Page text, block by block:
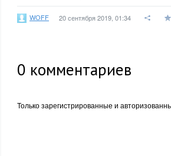
WOFF 20 сентября 2019, 01:34
0 комментариев
Только зарегистрированные и